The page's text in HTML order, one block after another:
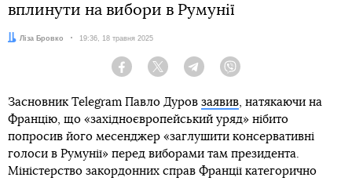
вплинути на вибори в Румунії
Автор:
Ліза Бровко Дата:
19:36, 18 травня 2025
Facebook Twitter Telegram
Засновник Telegram Павло Дуров заявив , натякаючи на
Францію, що «західноєвропейський уряд» нібито
попросив його месенджер «заглушити консервативні
голоси в Румунії» перед виборами там президента.
Міністерство закордонних справ Франції категорично